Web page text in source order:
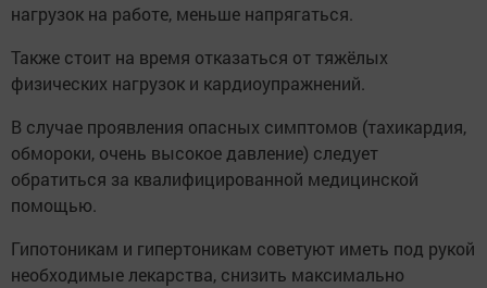
нагрузок на работе, меньше напрягаться.
Также стоит на время отказаться от тяжёлых
физических нагрузок и кардиоупражнений.
В случае проявления опасных симптомов (тахикардия,
обмороки, очень высокое давление) следует
обратиться за квалифицированной медицинской
помощью.
Гипотоникам и гипертоникам советуют иметь под рукой
необходимые лекарства, снизить максимально